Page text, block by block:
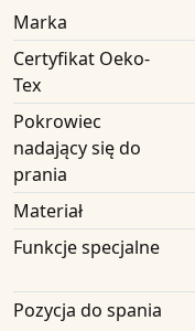
Marka
Certyfikat Oeko-
Tex
Pokrowiec
nadający się do
prania
Materiał
Funkcje specjalne
Pozycja do spania